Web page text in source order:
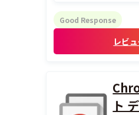
に案内できる点や、
も動作が重くなら
きる点も、現場のオ
Good Response
レビ
ト